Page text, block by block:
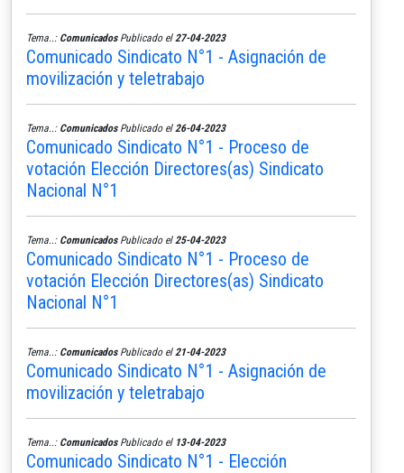
Tema..: ComunicadosPublicado el 27-04-2023
Comunicado Sindicato N°1 - Asignación de
movilización y teletrabajo
Tema..: ComunicadosPublicado el 26-04-2023
Comunicado Sindicato N°1 - Proceso de
votación Elección Directores(as) Sindicato
Nacional N°1
Tema..: ComunicadosPublicado el 25-04-2023
Comunicado Sindicato N°1 - Proceso de
votación Elección Directores(as) Sindicato
Nacional N°1
Tema..: ComunicadosPublicado el 21-04-2023
Comunicado Sindicato N°1 - Asignación de
movilización y teletrabajo
Tema..: ComunicadosPublicado el 13-04-2023
Comunicado Sindicato N°1 - Elección